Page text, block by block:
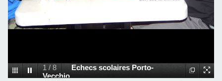
1 /8
Echecs scolaires Porto-
Vecchio